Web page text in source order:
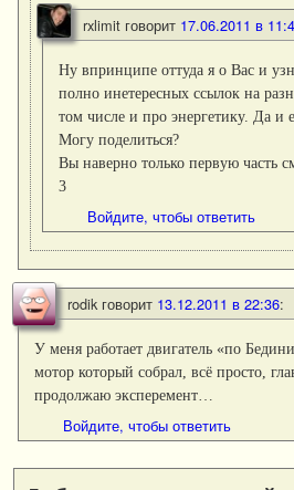
rxlimit говорит 17.06.2011 в
Ну впринципе оттуда я о Вас и
полно инетересных ссылок на
том числе и про энергетику. Да и
Могу поделиться?
Вы наверно только первую часть
3
Войдите, чтобы ответить
rodik говорит 13.12.2011 в 22:36:
У меня работает двигатель «по
мотор который собрал, всё просто,
продолжаю эксперемент…
Войдите, чтобы ответить